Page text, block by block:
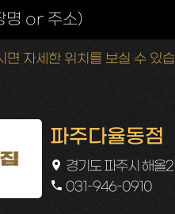
자세한 위치를 보실 수 있
파주다율동점
경기도 파주시 해올
031-946-0910